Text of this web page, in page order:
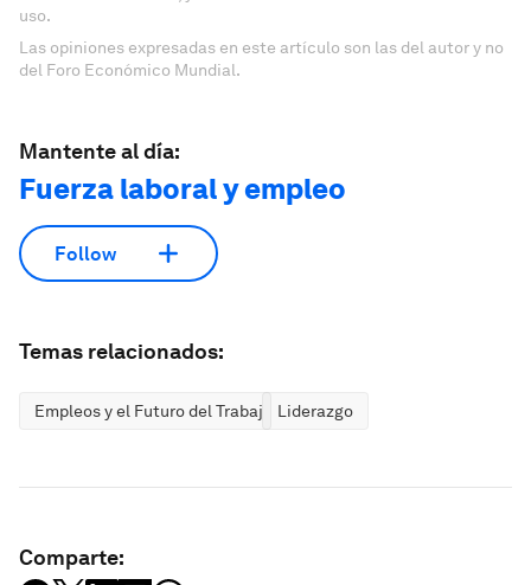
uso.
Las opiniones expresadas en este artículo son las del autor y no
del Foro Económico Mundial.
Mantente al día:
Fuerza laboral y empleo
Follow
Temas relacionados:
Empleos y el Futuro del Trabajo Liderazgo
Comparte: